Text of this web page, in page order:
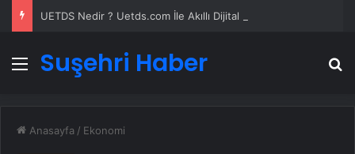
Menü
Suşehri Haber
Anasayfa / Ekonomi